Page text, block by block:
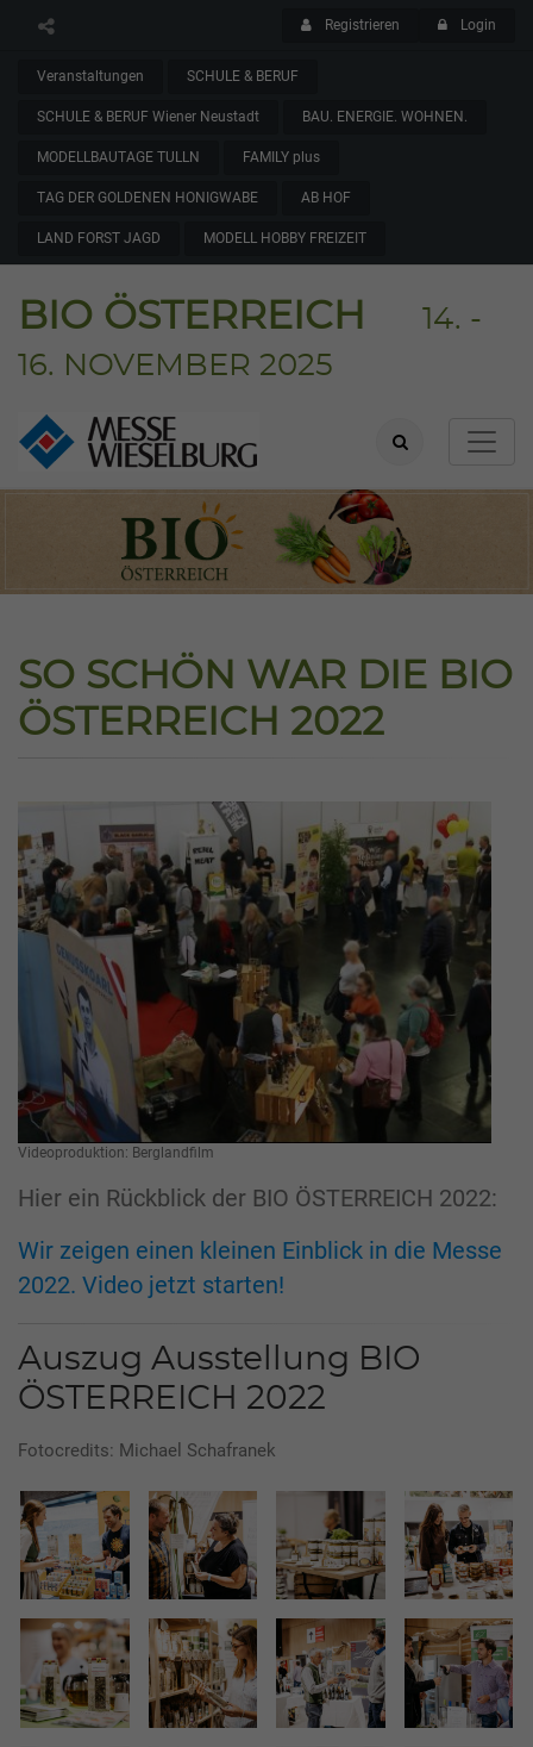
Registrieren Login
Veranstaltungen SCHULE & BERUF
SCHULE & BERUF Wiener Neustadt BAU. ENERGIE. WOHNEN.
MODELLBAUTAGE TULLN FAMILY plus
TAG DER GOLDENEN HONIGWABE AB HOF
LAND FORST JAGD MODELL HOBBY FREIZEIT
BIO ÖSTERREICH
14. -
16. NOVEMBER 2025
SO SCHÖN WAR DIE BIO
ÖSTERREICH 2022
Videoproduktion: Berglandfilm
Hier ein Rückblick der BIO ÖSTERREICH 2022:
Wir zeigen einen kleinen Einblick in die Messe
2022. Video jetzt starten!
Auszug Ausstellung BIO
ÖSTERREICH 2022
Fotocredits: Michael Schafranek